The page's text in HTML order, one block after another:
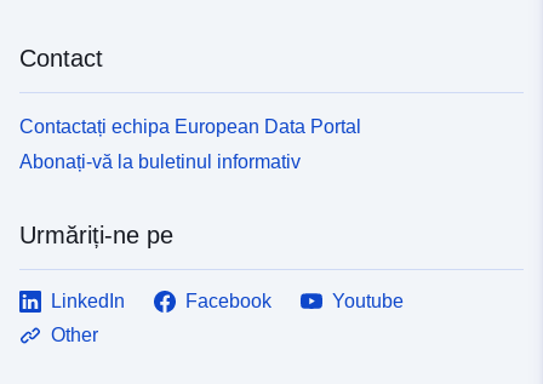
Contact
Contactați echipa European Data Portal
Abonați-vă la buletinul informativ
Urmăriți-ne pe
LinkedIn Facebook
Youtube
Other